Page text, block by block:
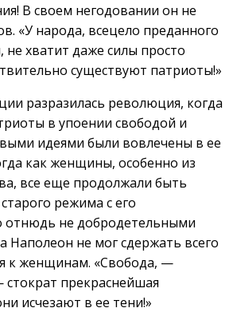
В своем негодовании он не
«У народа, всецело преданного
хватит даже силы просто
существуют патриоты!»
разразилась революция, когда
в упоении свободой и
идеями были вовлечены в ее
как женщины, особенно из
все еще продолжали быть
режима с его
отнюдь не добродетельными
Наполеон не мог сдержать всего
к женщинам. «Свобода, —
стократ прекраснейшая
исчезают в ее тени!»